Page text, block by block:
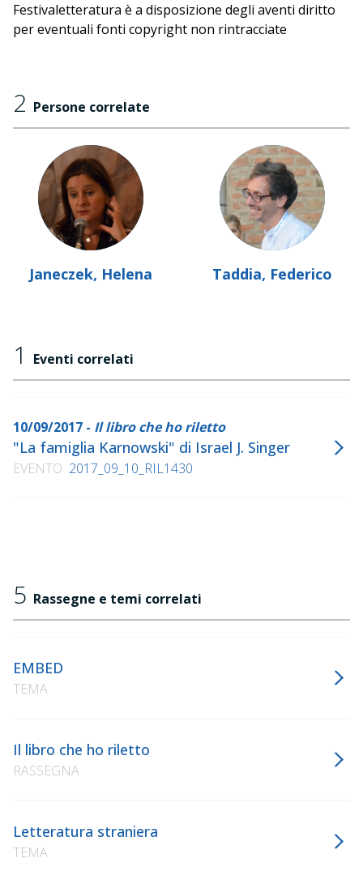
Festivaletteratura è a disposizione degli aventi diritto
per eventuali fonti copyright non rintracciate
2 Persone correlate
Janeczek, Helena Taddia, Federico
1 Eventi correlati
10/09/2017 - Il libro che ho riletto
"La famiglia Karnowski" di Israel J. Singer
EVENTO 2017_09_10_RIL1430
5 Rassegne e temi correlati
EMBED
TEMA
Il libro che ho riletto
RASSEGNA
Letteratura straniera
TEMA